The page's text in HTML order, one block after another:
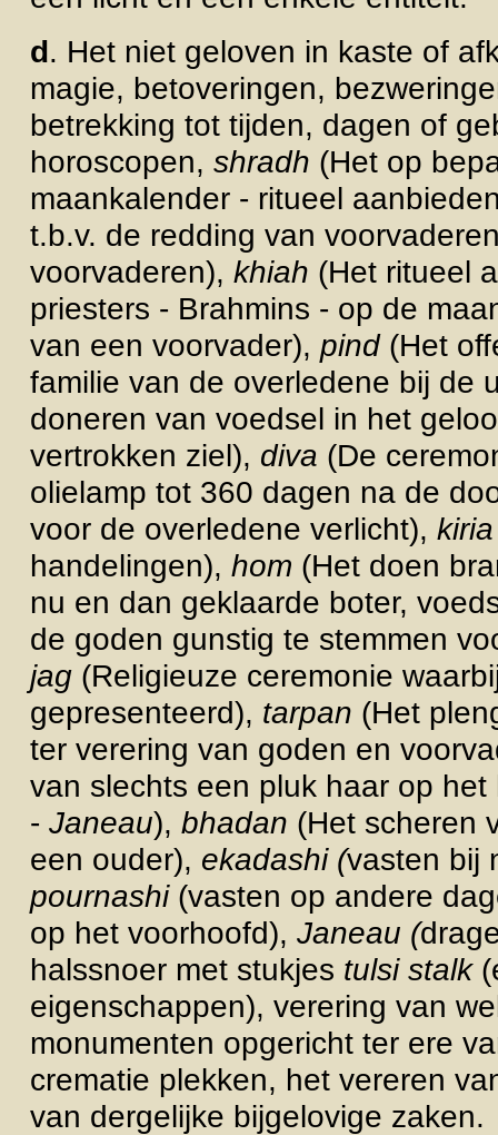
d. Het niet geloven in kaste of
magie, betoveringen,
betrekking tot tijden, dagen of
horoscopen, shradh (Het op
maankalender - ritueel
t.b.v. de redding van
voorvaderen), khiah (Het ritueel
priesters - Brahmins - op de
van een voorvader), pind (Het
familie van de overledene bij de
doneren van voedsel in het
vertrokken ziel), diva (De
olielamp tot 360 dagen na de
voor de overledene verlicht),
handelingen), hom (Het doen
nu en dan geklaarde boter,
de goden gunstig te stemmen
jag (Religieuze ceremonie
gepresenteerd), tarpan (Het
ter verering van goden en
van slechts een pluk haar op
- Janeau), bhadan (Het scheren
een ouder), ekadashi (vasten bij
pournashi(vasten op andere
op het voorhoofd), Janeau (
halssnoer met stukjes tulsi stalk
eigenschappen), verering van
monumenten opgericht ter ere
crematie plekken, het vereren
van dergelijke bijgelovige zaken.